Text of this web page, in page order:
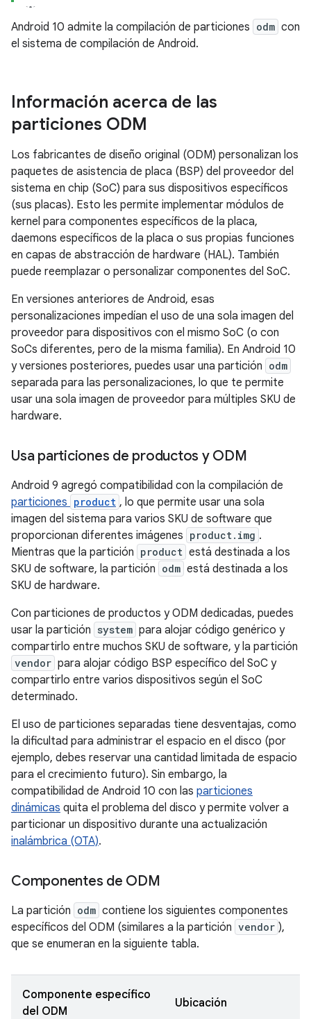
Android 10 admite la compilación de particiones odm con
el sistema de compilación de Android.
Información acerca de las
particiones ODM
Los fabricantes de diseño original (ODM) personalizan los
paquetes de asistencia de placa (BSP) del proveedor del
sistema en chip (SoC) para sus dispositivos específicos
(sus placas). Esto les permite implementar módulos de
kernel para componentes específicos de la placa,
daemons específicos de la placa o sus propias funciones
en capas de abstracción de hardware (HAL). También
puede reemplazar o personalizar componentes del SoC.
En versiones anteriores de Android, esas
personalizaciones impedían el uso de una sola imagen del
proveedor para dispositivos con el mismo SoC (o con
SoCs diferentes, pero de la misma familia). En Android 10
y versiones posteriores, puedes usar una partición odm
separada para las personalizaciones, lo que te permite
usar una sola imagen de proveedor para múltiples SKU de
hardware.
Usa particiones de productos y ODM
Android 9 agregó compatibilidad con la compilación de
particiones product , lo que permite usar una sola
imagen del sistema para varios SKU de software que
proporcionan diferentes imágenes product.img .
Mientras que la partición product está destinada a los
SKU de software, la partición odm está destinada a los
SKU de hardware.
Con particiones de productos y ODM dedicadas, puedes
usar la partición system para alojar código genérico y
compartirlo entre muchos SKU de software, y la partición
vendor para alojar código BSP específico del SoC y
compartirlo entre varios dispositivos según el SoC
determinado.
El uso de particiones separadas tiene desventajas, como
la dificultad para administrar el espacio en el disco (por
ejemplo, debes reservar una cantidad limitada de espacio
para el crecimiento futuro). Sin embargo, la
compatibilidad de Android 10 con las particiones
dinámicas quita el problema del disco y permite volver a
particionar un dispositivo durante una actualización
inalámbrica (OTA).
Componentes de ODM
La partición odm contiene los siguientes componentes
específicos del ODM (similares a la partición vendor ),
que se enumeran en la siguiente tabla.
Componente específico
del ODM
Ubicación